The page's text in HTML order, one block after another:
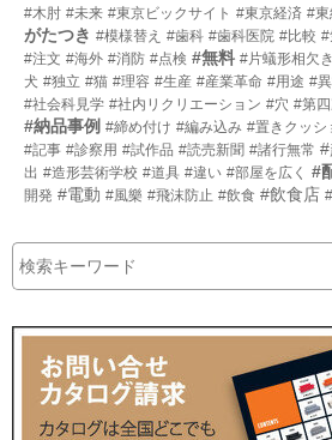
#木肘 #未来 #東京ビックサイト #東京経済 #東
がたつき #模様替え #歯科 #歯科医院 #比較 #
#注文 #海外 #消防 #点検 #無料 #片蟻形相欠
犬 #独立 #猫 #理容 #生産 #産業革命 #用途 #
#社会科見学 #社内リクリエーション #穴 #第
#納品事例 #締め付け #編み込み #置きクッシ
#記事 #診察用 #試作品 #読売新聞 #諸行無常
出 #造形芸術学校 #道具 #違い #部屋を広く #
開発 #電動 #風樂 #飛沫防止 #飲食 #飲食店